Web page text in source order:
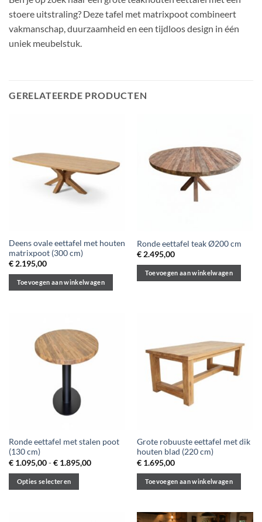
stoere uitstraling? Deze tafel met matrixpoot combineert
vakmanschap, duurzaamheid en een tijdloos design in één
uniek meubelstuk.
GERELATEERDE PRODUCTEN
Deens ovale eettafel met houten
matrixpoot (300 cm)
€2.195,00
Toevoegen aan winkelwagen
Ronde eettafel teak Ø200 cm
€2.495,00
Toevoegen aan winkelwagen
Ronde eettafel met stalen poot
(130 cm)
€1.095,00 - €1.895,00Prijsklasse:
Opties selecteren
Grote robuuste eettafel met dik
houten blad (220 cm)
€1.695,00
Toevoegen aan winkelwagen